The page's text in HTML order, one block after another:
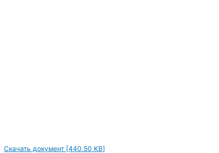
Скачать документ [440.50 KB]